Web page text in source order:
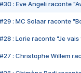
#30 : Eve Angeli raconte
#29 : MC Solaar raconte
#28 : Lorie raconte "Je vais
#27 : Christophe Willem